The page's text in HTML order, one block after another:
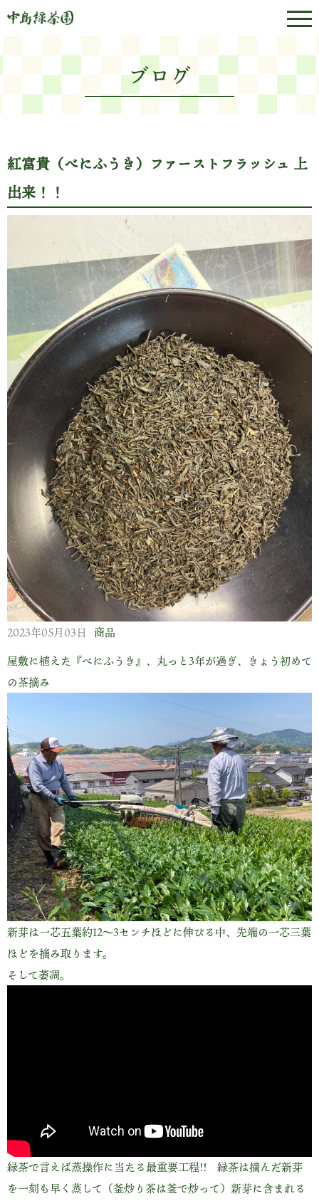
ブログ
紅富貴（べにふうき）ファーストフラッシュ 上
出来！！
2023年05月03日 商品
屋敷に植えた『べにふうき』、丸っと3年が過ぎ、きょう初めて
の茶摘み
新芽は一芯五葉約12～3センチほどに伸びる中、先端の一芯三葉
ほどを摘み取ります。
そして萎凋。
緑茶で言えば蒸操作に当たる最重要工程!! 緑茶は摘んだ新芽
を一刻も早く蒸して（釜炒り茶は釜で炒って）新芽に含まれる